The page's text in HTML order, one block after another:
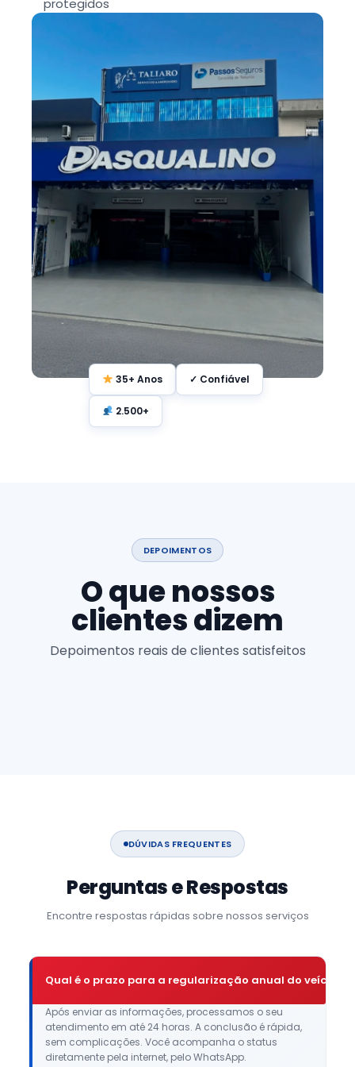
35+ Anos ✓ Confiável
2.500+
DEPOIMENTOS
O que nossos
clientes dizem
Depoimentos reais de clientes satisfeitos
DÚVIDAS FREQUENTES
Perguntas e Respostas
Encontre respostas rápidas sobre nossos serviços
Qual é o prazo para a regularização anual do veículo?
Após enviar as informações, processamos o seu
atendimento em até 24 horas. A conclusão é rápida,
sem complicações. Você acompanha o status
diretamente pela internet, pelo WhatsApp.